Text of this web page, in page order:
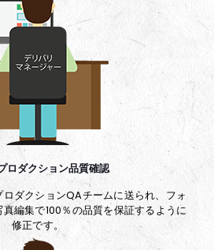
ロダクション品質確認
ダクションQAチームに送られ、フォ
編集で100％の品質を保証するように
修正です。